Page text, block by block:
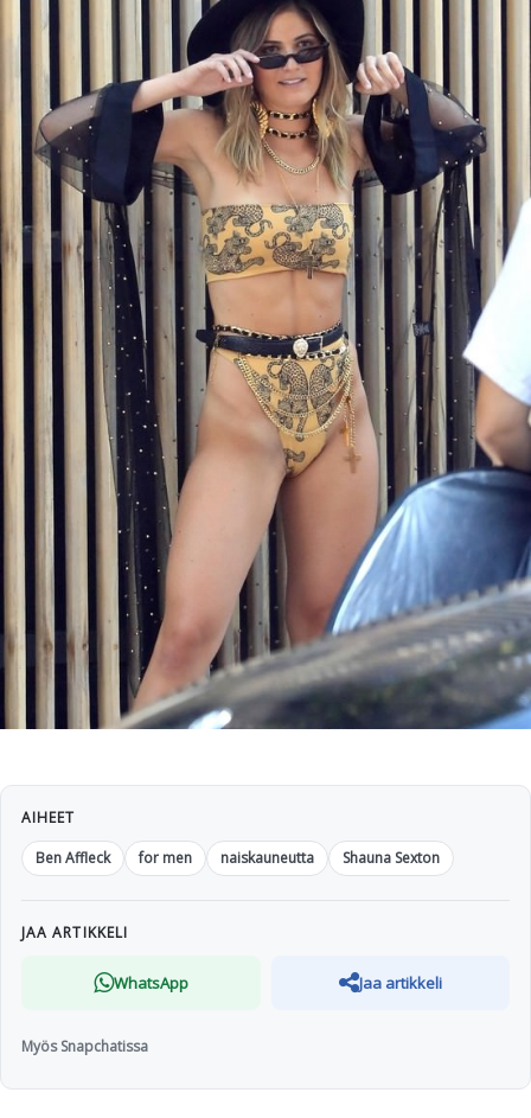
AIHEET
Ben Affleck
for men naiskauneutta Shauna Sexton
JAA ARTIKKELI
WhatsApp Jaa artikkeli
Myös Snapchatissa